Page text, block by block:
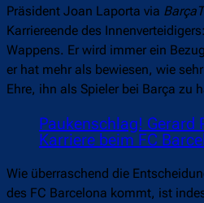
Präsident Joan Laporta via
Karriereende des
Wappens. Er wird immer ein
er hat mehr als bewiesen, wie
Ehre, ihn als Spieler bei Barça zu
Paukenschlag! Gerard
Karriere beim FC
Wie überraschend die
des FC Barcelona kommt, ist